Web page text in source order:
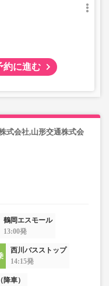
約に進む
式会社,山形交通株式会
鶴岡エスモール
13:00発
西川バスストップ
14:15発
車）